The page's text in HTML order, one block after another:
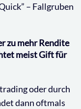
– Fallgruben
zu mehr Rendite
meist Gift für
oder durch
dann oftmals